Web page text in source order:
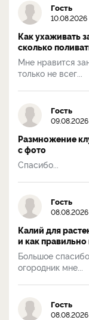
Гость
10.08.2026
Как ухаживать
сколько
Мне нравится
только не всег...
Гость
09.08.2026
Размножение
с фото
Спасибо...
Гость
08.08.2026
Калий для
и как
Большое
огородник мне...
Гость
08.08.2026